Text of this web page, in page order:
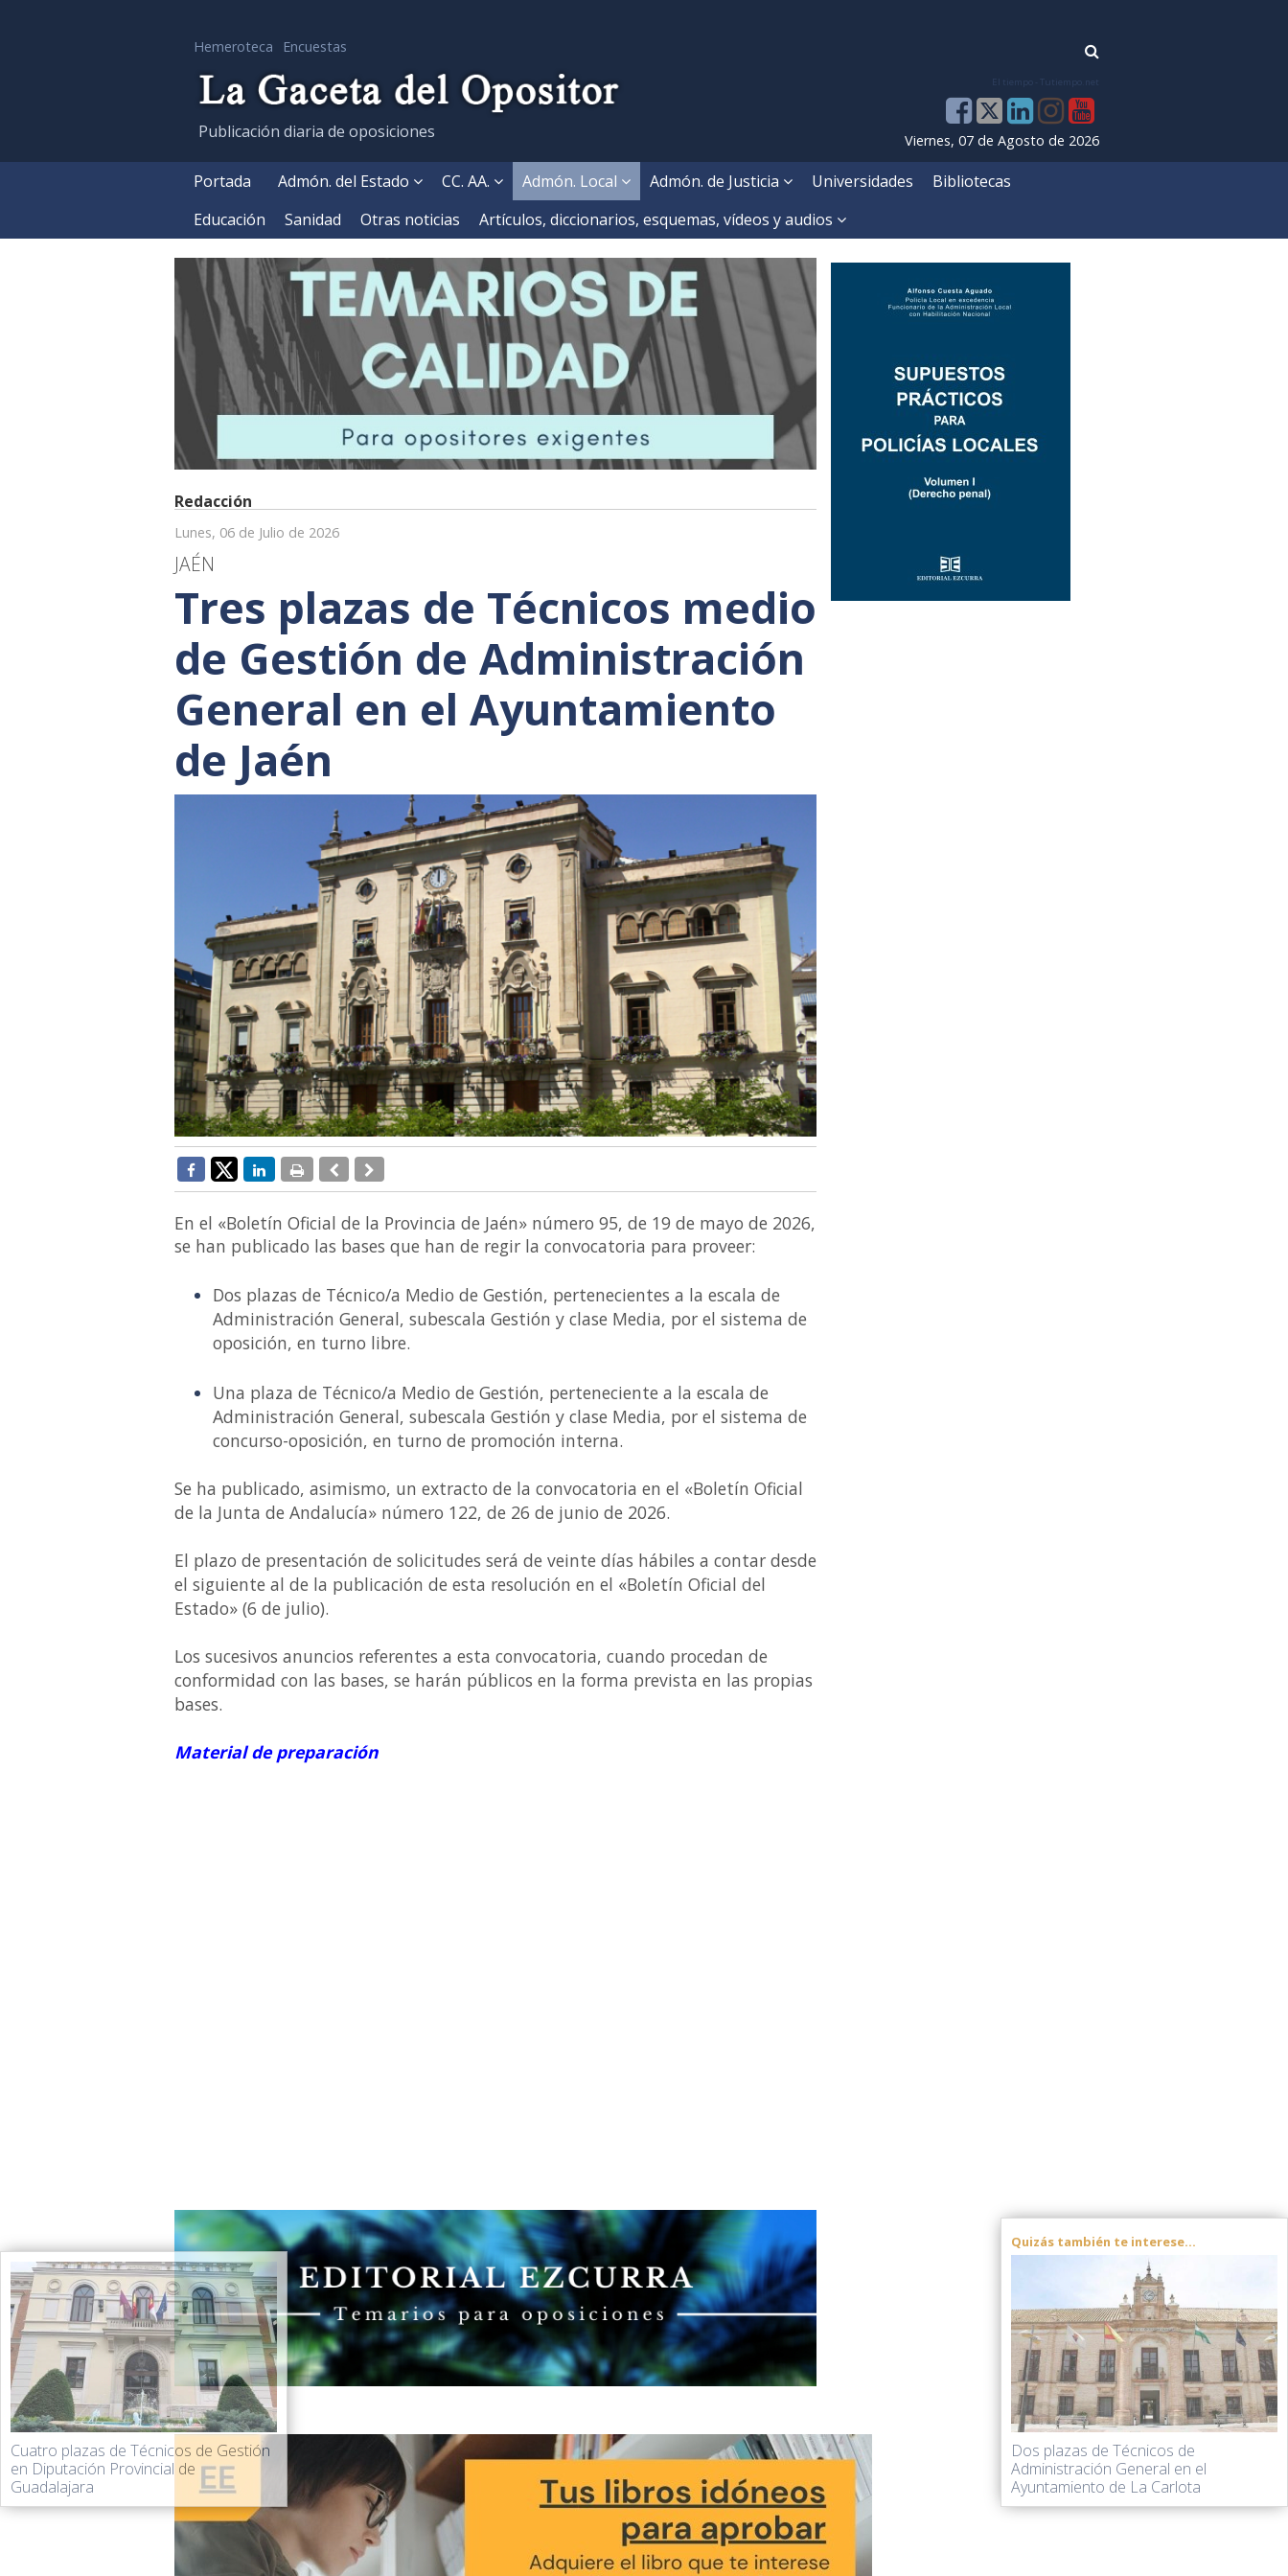
Hemeroteca Encuestas
Publicación diaria de oposiciones
El tiempo - Tutiempo.net
Viernes, 07 de Agosto de 2026
Portada Admón. del Estado CC. AA. Admón. Local Admón. de Justicia Universidades
Bibliotecas
Educación
Sanidad Otras noticias Artículos, diccionarios, esquemas, vídeos y audios
Redacción
Lunes, 06 de Julio de 2026
JAÉN
Tres plazas de Técnicos medio
de Gestión de Administración
General en el Ayuntamiento
de Jaén
En el «Boletín Oficial de la Provincia de Jaén» número 95, de 19 de mayo de 2026,
se han publicado las bases que han de regir la convocatoria para proveer:
Dos plazas de Técnico/a Medio de Gestión, pertenecientes a la escala de
Administración General, subescala Gestión y clase Media, por el sistema de
oposición, en turno libre.
Una plaza de Técnico/a Medio de Gestión, perteneciente a la escala de
Administración General, subescala Gestión y clase Media, por el sistema de
concurso-oposición, en turno de promoción interna.
Se ha publicado, asimismo, un extracto de la convocatoria en el «Boletín Oficial
de la Junta de Andalucía» número 122, de 26 de junio de 2026.
El plazo de presentación de solicitudes será de veinte días hábiles a contar desde
el siguiente al de la publicación de esta resolución en el «Boletín Oficial del
Estado» (6 de julio).
Los sucesivos anuncios referentes a esta convocatoria, cuando procedan de
conformidad con las bases, se harán públicos en la forma prevista en las propias
bases.
Material de preparación
Cuatro plazas de Técnicos de Gestión
en Diputación Provincial de
Guadalajara
Quizás también te interese...
Dos plazas de Técnicos de
Administración General en el
Ayuntamiento de La Carlota